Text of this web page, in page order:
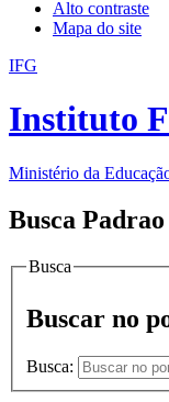
Alto contraste
Mapa do site
IFG
Instituto
Ministério da
Busca Padrao
Busca
Buscar no
Busca: